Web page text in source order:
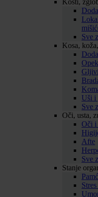
Kosti,
Sve
Kosa,
Uši i
Sve
Oči, usta,
Oči i
Afte
Sve
Stanje